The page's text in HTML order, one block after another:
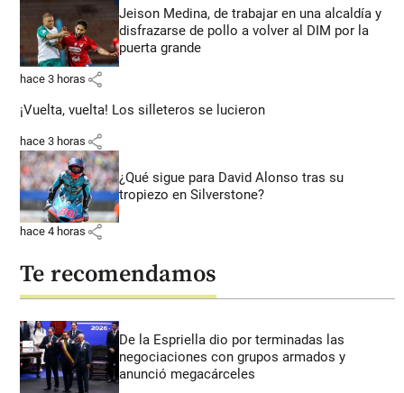
Jeison Medina, de trabajar en una alcaldía y
disfrazarse de pollo a volver al DIM por la
puerta grande
hace 3 horas share
¡Vuelta, vuelta! Los silleteros se lucieron
hace 3 horas share
¿Qué sigue para David Alonso tras su
tropiezo en Silverstone?
hace 4 horas share
Te recomendamos
De la Espriella dio por terminadas las
negociaciones con grupos armados y
anunció megacárceles